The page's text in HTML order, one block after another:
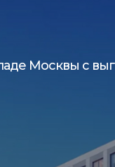
Москвы с